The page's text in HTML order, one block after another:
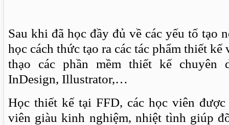
Sau khi đã học đầy đủ về các yếu tố tạo
học cách thức tạo ra các tác phẩm thiết
thạo các phần mềm thiết kế chuyên
InDesign, Illustrator,…
Học thiết kế tại FFD, các học viên
viên giàu kinh nghiệm, nhiệt tình giúp